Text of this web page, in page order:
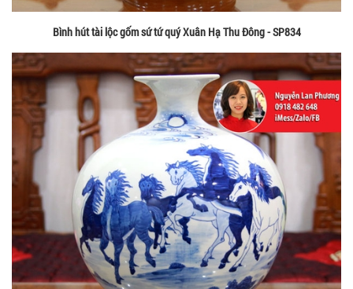
Bình hút tài lộc gốm sứ tứ quý Xuân Hạ Thu Đông - SP834